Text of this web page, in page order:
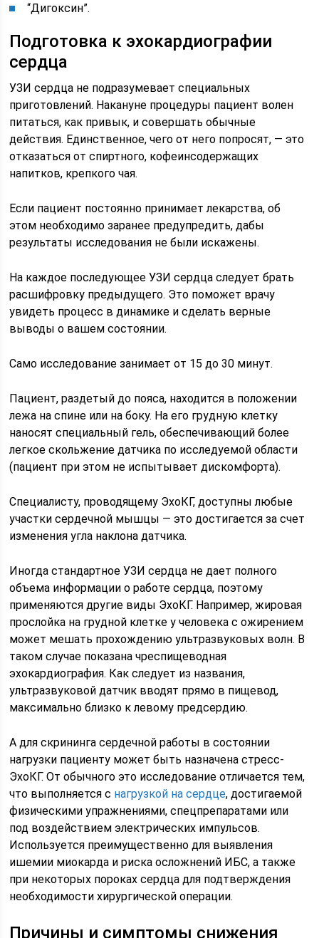
“Дигоксин”.
Подготовка к эхокардиографии
сердца
УЗИ сердца не подразумевает специальных
приготовлений. Накануне процедуры пациент волен
питаться, как привык, и совершать обычные
действия. Единственное, чего от него попросят, — это
отказаться от спиртного, кофеинсодержащих
напитков, крепкого чая.
Если пациент постоянно принимает лекарства, об
этом необходимо заранее предупредить, дабы
результаты исследования не были искажены.
На каждое последующее УЗИ сердца следует брать
расшифровку предыдущего. Это поможет врачу
увидеть процесс в динамике и сделать верные
выводы о вашем состоянии.
Само исследование занимает от 15 до 30 минут.
Пациент, раздетый до пояса, находится в положении
лежа на спине или на боку. На его грудную клетку
наносят специальный гель, обеспечивающий более
легкое скольжение датчика по исследуемой области
(пациент при этом не испытывает дискомфорта).
Специалисту, проводящему ЭхоКГ, доступны любые
участки сердечной мышцы — это достигается за счет
изменения угла наклона датчика.
Иногда стандартное УЗИ сердца не дает полного
объема информации о работе сердца, поэтому
применяются другие виды ЭхоКГ. Например, жировая
прослойка на грудной клетке у человека с ожирением
может мешать прохождению ультразвуковых волн. В
таком случае показана чреспищеводная
эхокардиография. Как следует из названия,
ультразвуковой датчик вводят прямо в пищевод,
максимально близко к левому предсердию.
А для скрининга сердечной работы в состоянии
нагрузки пациенту может быть назначена стресс-
ЭхоКГ. От обычного это исследование отличается тем,
что выполняется с нагрузкой на сердце, достигаемой
физическими упражнениями, спецпрепаратами или
под воздействием электрических импульсов.
Используется преимущественно для выявления
ишемии миокарда и риска осложнений ИБС, а также
при некоторых пороках сердца для подтверждения
необходимости хирургической операции.
Причины и симптомы снижения